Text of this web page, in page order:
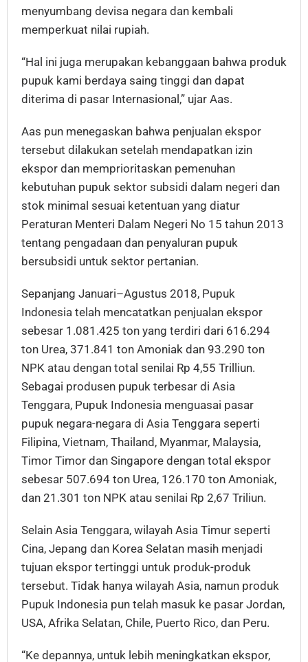
menyumbang devisa negara dan kembali
memperkuat nilai rupiah.
“Hal ini juga merupakan kebanggaan bahwa produk
pupuk kami berdaya saing tinggi dan dapat
diterima di pasar Internasional,” ujar Aas.
Aas pun menegaskan bahwa penjualan ekspor
tersebut dilakukan setelah mendapatkan izin
ekspor dan memprioritaskan pemenuhan
kebutuhan pupuk sektor subsidi dalam negeri dan
stok minimal sesuai ketentuan yang diatur
Peraturan Menteri Dalam Negeri No 15 tahun 2013
tentang pengadaan dan penyaluran pupuk
bersubsidi untuk sektor pertanian.
Sepanjang Januari–Agustus 2018, Pupuk
Indonesia telah mencatatkan penjualan ekspor
sebesar 1.081.425 ton yang terdiri dari 616.294
ton Urea, 371.841 ton Amoniak dan 93.290 ton
NPK atau dengan total senilai Rp 4,55 Trilliun.
Sebagai produsen pupuk terbesar di Asia
Tenggara, Pupuk Indonesia menguasai pasar
pupuk negara-negara di Asia Tenggara seperti
Filipina, Vietnam, Thailand, Myanmar, Malaysia,
Timor Timor dan Singapore dengan total ekspor
sebesar 507.694 ton Urea, 126.170 ton Amoniak,
dan 21.301 ton NPK atau senilai Rp 2,67 Triliun.
Selain Asia Tenggara, wilayah Asia Timur seperti
Cina, Jepang dan Korea Selatan masih menjadi
tujuan ekspor tertinggi untuk produk-produk
tersebut. Tidak hanya wilayah Asia, namun produk
Pupuk Indonesia pun telah masuk ke pasar Jordan,
USA, Afrika Selatan, Chile, Puerto Rico, dan Peru.
“Ke depannya, untuk lebih meningkatkan ekspor,